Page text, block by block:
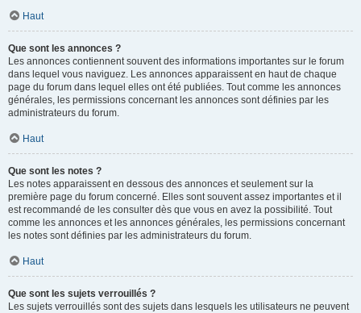
Haut
Que sont les annonces ?
Les annonces contiennent souvent des informations importantes sur le forum
dans lequel vous naviguez. Les annonces apparaissent en haut de chaque
page du forum dans lequel elles ont été publiées. Tout comme les annonces
générales, les permissions concernant les annonces sont définies par les
administrateurs du forum.
Haut
Que sont les notes ?
Les notes apparaissent en dessous des annonces et seulement sur la
première page du forum concerné. Elles sont souvent assez importantes et il
est recommandé de les consulter dès que vous en avez la possibilité. Tout
comme les annonces et les annonces générales, les permissions concernant
les notes sont définies par les administrateurs du forum.
Haut
Que sont les sujets verrouillés ?
Les sujets verrouillés sont des sujets dans lesquels les utilisateurs ne peuvent